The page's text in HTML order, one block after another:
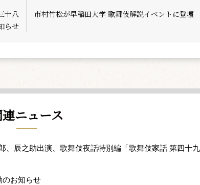
十八
らせ
市村竹松が早稲田大学 歌舞伎解説イベントに登壇
ニュース
、辰之助出演、歌舞伎夜話特別編「歌舞伎家話 第四十
のお知らせ